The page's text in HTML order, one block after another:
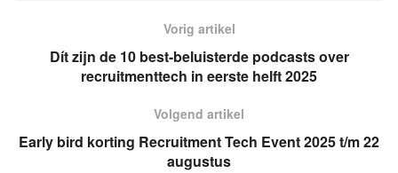
Vorig artikel
Dít zijn de 10 best-beluisterde podcasts over
recruitmenttech in eerste helft 2025
Volgend artikel
Early bird korting Recruitment Tech Event 2025 t/m 22
augustus